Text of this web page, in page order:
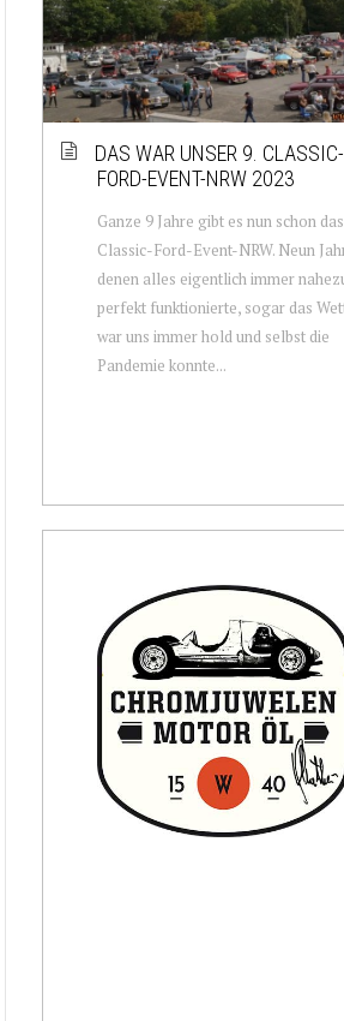
DAS WAR UNSER 9. CLASSIC-
FORD-EVENT-NRW 2023
Ganze 9 Jahre gibt es nun schon das
Classic-Ford-Event-NRW. Neun
denen alles eigentlich immer
perfekt funktionierte, sogar das
war uns immer hold und selbst die
Pandemie konnte...